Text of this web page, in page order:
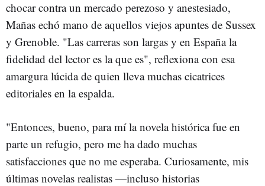
chocar contra un mercado perezoso y anestesiado,
Mañas echó mano de aquellos viejos apuntes de Sussex
y Grenoble. "Las carreras son largas y en España la
fidelidad del lector es la que es", reflexiona con esa
amargura lúcida de quien lleva muchas cicatrices
editoriales en la espalda.
"Entonces, bueno, para mí la novela histórica fue en
parte un refugio, pero me ha dado muchas
satisfacciones que no me esperaba. Curiosamente, mis
últimas novelas realistas —incluso historias